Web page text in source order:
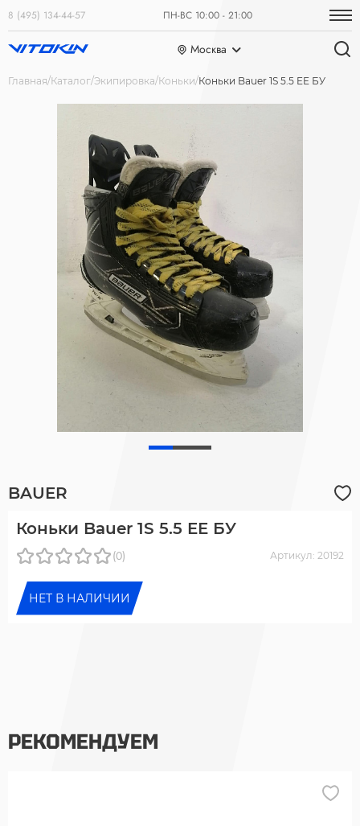
8 (495) 134-44-57 ПН-ВС 10:00 - 21:00
Москва
Главная Каталог Экипировка Коньки Коньки Bauer 1S 5.5 EE БУ
BAUER
Коньки Bauer 1S 5.5 EE БУ
(0) Артикул: 20192
НЕТ В НАЛИЧИИ
РЕКОМЕНДУЕМ